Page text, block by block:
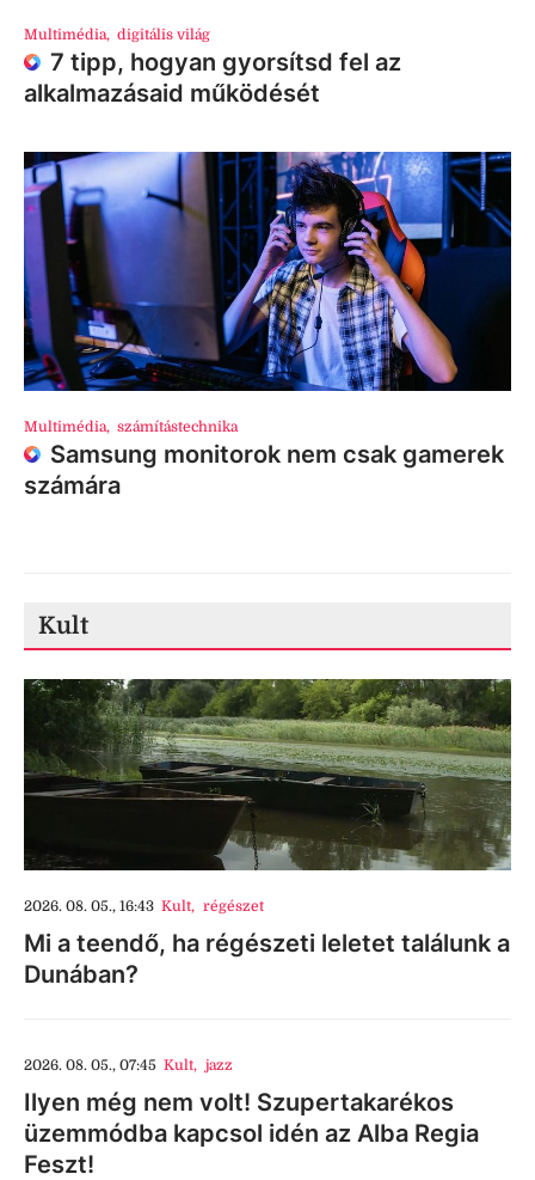
Multimédia, digitális világ
7 tipp, hogyan gyorsítsd fel az
alkalmazásaid működését
Multimédia, számítástechnika
Samsung monitorok nem csak gamerek
számára
Kult
2026. 08. 05., 16:43 Kult, régészet
Mi a teendő, ha régészeti leletet találunk a
Dunában?
2026. 08. 05., 07:45 Kult, jazz
Ilyen még nem volt! Szupertakarékos
üzemmódba kapcsol idén az Alba Regia
Feszt!